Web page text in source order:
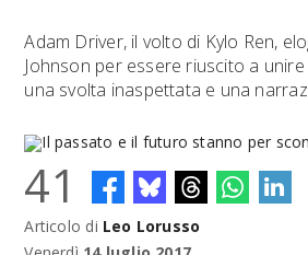
Adam Driver, il volto di Kylo Ren,
Johnson per essere riuscito a
una svolta inaspettata e una
Il passato e il futuro stanno per scontrarsi...
41
Articolo di Leo Lorusso